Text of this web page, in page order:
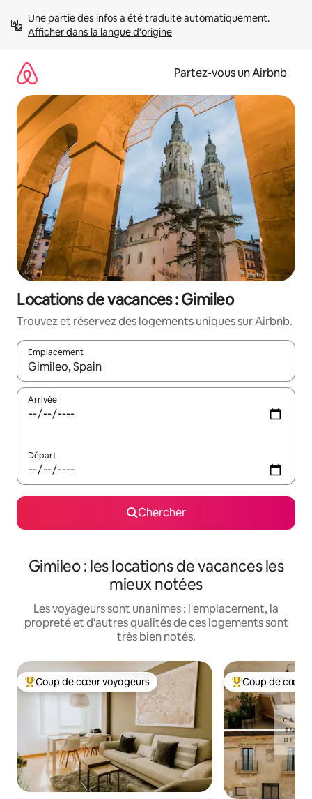
directement
Afficher dans la langue d'origine
Partez-vous un Airbnb
Locations de vacances : Gimileo
Trouvez et réservez des logements uniques sur Airbnb.
Emplacement
Quand les résultats sont affichés, parcourez-les en utilisant
Arrivée
Départ
Chercher
Gimileo : les locations de vacances les
mieux notées
Les voyageurs sont unanimes : l'emplacement, la
propreté et d'autres qualités de ces logements sont
très bien notés.
Coup de cœur voyageurs parmi les plus aimés
Coup de cœur voyageurs Coup de cœur
Coup de cœur